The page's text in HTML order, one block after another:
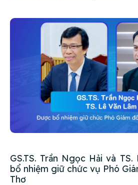
GS.TS. Trần Ngọc Hải và
bổ nhiệm giữ chức vụ Phó
Thơ